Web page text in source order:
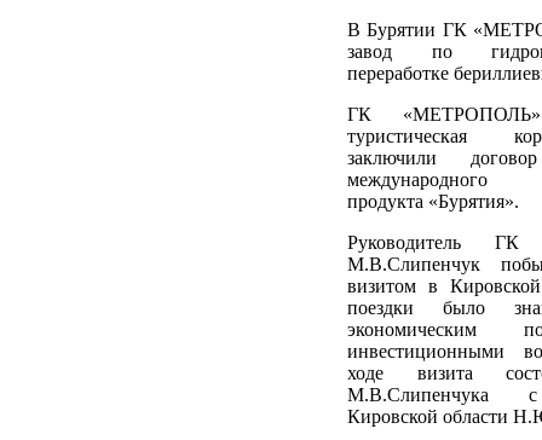
В Бурятии ГК
завод по
переработке
ГК
туристическая
заключили
международного
продукта «Бурятия».
Руководитель
М.В.Слипенчук
визитом в
поездки было
экономическим
инвестиционными
ходе визита
М.В.Слипенчука с
Кировской области